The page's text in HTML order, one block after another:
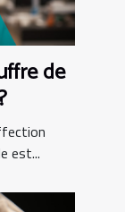
de
est...